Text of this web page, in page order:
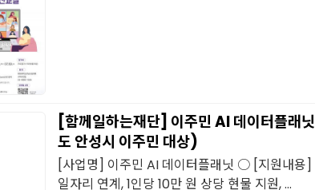
[함께일하는재단] 이주민 AI 데이터플래
도 안성시 이주민 대상)
[사업명] 이주민 AI 데이터플래닛 ○ [지원내용]
일자리 연계, 1인당 10만 원 상당 현물 지원, ...